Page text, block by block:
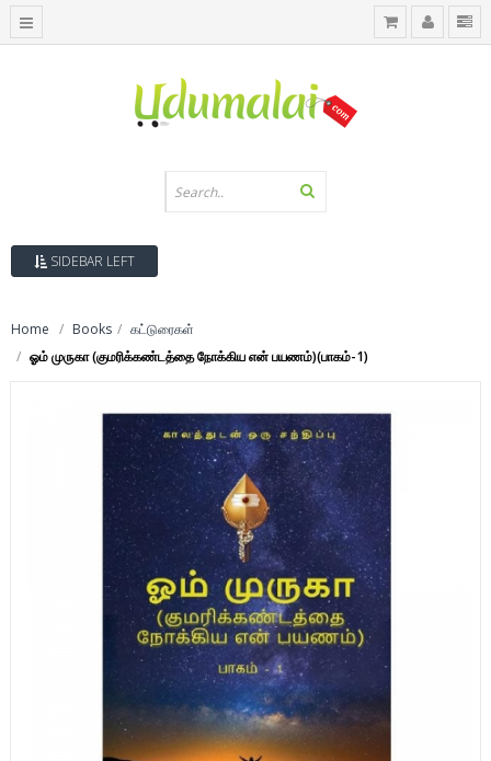
SIDEBAR LEFT
Home Books
கட்டுரைகள்
ஓம் முருகா (குமரிக்கண்டத்தை நோக்கிய என் பயணம்)(பாகம்-1)